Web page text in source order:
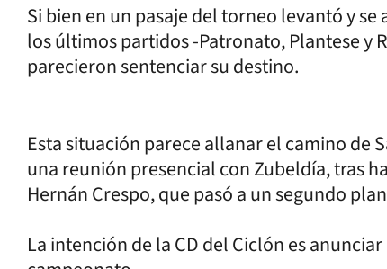
Si bien en un pasaje del torneo levantó y
los últimos partidos -Patronato, Plantese y
parecieron sentenciar su destino.
Esta situación parece allanar el camino de
una reunión presencial con Zubeldía, tras
Hernán Crespo, que pasó a un segundo
La intención de la CD del Ciclón es